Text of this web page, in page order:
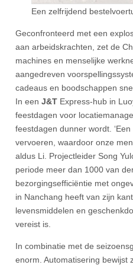
Een zelfrijdend
Geconfronteerd met een
aan arbeidskrachten, zet de
machines en menselijke
aangedreven
cadeaus en boodschappen
In een J&T Express-hub in
feestdagen voor
feestdagen dunner wordt.
vervoeren, waardoor onze
aldus Li. Projectleider Song
periode meer dan 1000 van
bezorgingsefficiëntie met
in Nanchang heeft van zijn
levensmiddelen en
vereist is.
In combinatie met de
enorm. Automatisering bewijst